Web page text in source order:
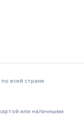
всей стране
или наличными